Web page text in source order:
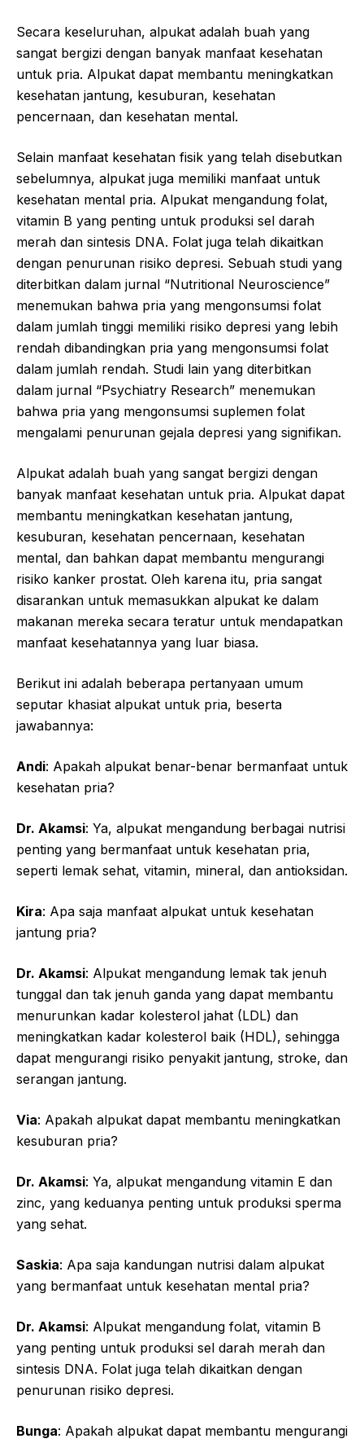
Secara keseluruhan, alpukat adalah buah yang
sangat bergizi dengan banyak manfaat kesehatan
untuk pria. Alpukat dapat membantu meningkatkan
kesehatan jantung, kesuburan, kesehatan
pencernaan, dan kesehatan mental.
Selain manfaat kesehatan fisik yang telah disebutkan
sebelumnya, alpukat juga memiliki manfaat untuk
kesehatan mental pria. Alpukat mengandung folat,
vitamin B yang penting untuk produksi sel darah
merah dan sintesis DNA. Folat juga telah dikaitkan
dengan penurunan risiko depresi. Sebuah studi yang
diterbitkan dalam jurnal “Nutritional Neuroscience”
menemukan bahwa pria yang mengonsumsi folat
dalam jumlah tinggi memiliki risiko depresi yang lebih
rendah dibandingkan pria yang mengonsumsi folat
dalam jumlah rendah. Studi lain yang diterbitkan
dalam jurnal “Psychiatry Research” menemukan
bahwa pria yang mengonsumsi suplemen folat
mengalami penurunan gejala depresi yang signifikan.
Alpukat adalah buah yang sangat bergizi dengan
banyak manfaat kesehatan untuk pria. Alpukat dapat
membantu meningkatkan kesehatan jantung,
kesuburan, kesehatan pencernaan, kesehatan
mental, dan bahkan dapat membantu mengurangi
risiko kanker prostat. Oleh karena itu, pria sangat
disarankan untuk memasukkan alpukat ke dalam
makanan mereka secara teratur untuk mendapatkan
manfaat kesehatannya yang luar biasa.
Berikut ini adalah beberapa pertanyaan umum
seputar khasiat alpukat untuk pria, beserta
jawabannya:
Andi: Apakah alpukat benar-benar bermanfaat untuk
kesehatan pria?
Dr. Akamsi: Ya, alpukat mengandung berbagai nutrisi
penting yang bermanfaat untuk kesehatan pria,
seperti lemak sehat, vitamin, mineral, dan antioksidan.
Kira: Apa saja manfaat alpukat untuk kesehatan
jantung pria?
Dr. Akamsi: Alpukat mengandung lemak tak jenuh
tunggal dan tak jenuh ganda yang dapat membantu
menurunkan kadar kolesterol jahat (LDL) dan
meningkatkan kadar kolesterol baik (HDL), sehingga
dapat mengurangi risiko penyakit jantung, stroke, dan
serangan jantung.
Via: Apakah alpukat dapat membantu meningkatkan
kesuburan pria?
Dr. Akamsi: Ya, alpukat mengandung vitamin E dan
zinc, yang keduanya penting untuk produksi sperma
yang sehat.
Saskia: Apa saja kandungan nutrisi dalam alpukat
yang bermanfaat untuk kesehatan mental pria?
Dr. Akamsi: Alpukat mengandung folat, vitamin B
yang penting untuk produksi sel darah merah dan
sintesis DNA. Folat juga telah dikaitkan dengan
penurunan risiko depresi.
Bunga: Apakah alpukat dapat membantu mengurangi